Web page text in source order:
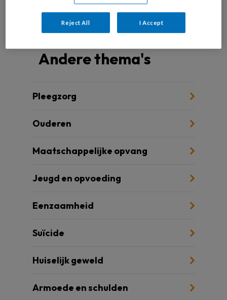
Andere thema's
Pleegzorg
Ouderen
Maatschappelijke opvang
Jeugd en opvoeding
Eenzaamheid
Suïcide
Huiselijk geweld
Armoede en schulden
Reject All I Accept